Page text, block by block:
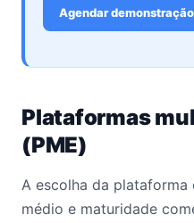
Agendar
Plataformas
(PME)
A escolha da
médio e maturidade